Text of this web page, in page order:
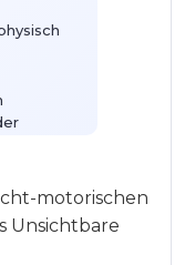
erklärbar
motorischen
Unsichtbare